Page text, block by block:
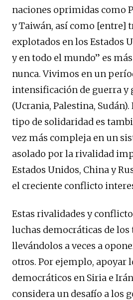
naciones oprimidas como
y Taiwán, así como [entre]
explotados en los Estados
y en todo el mundo” es
nunca. Vivimos en un
intensificación de guerra y
(Ucrania, Palestina,
tipo de solidaridad es
vez más compleja en un
asolado por la rivalidad
Estados Unidos, China y
el creciente conflicto
Estas rivalidades y
luchas democráticas de los
llevándolos a veces a
otros. Por ejemplo, apoyar
democráticos en Siria e
considera un desafío a los